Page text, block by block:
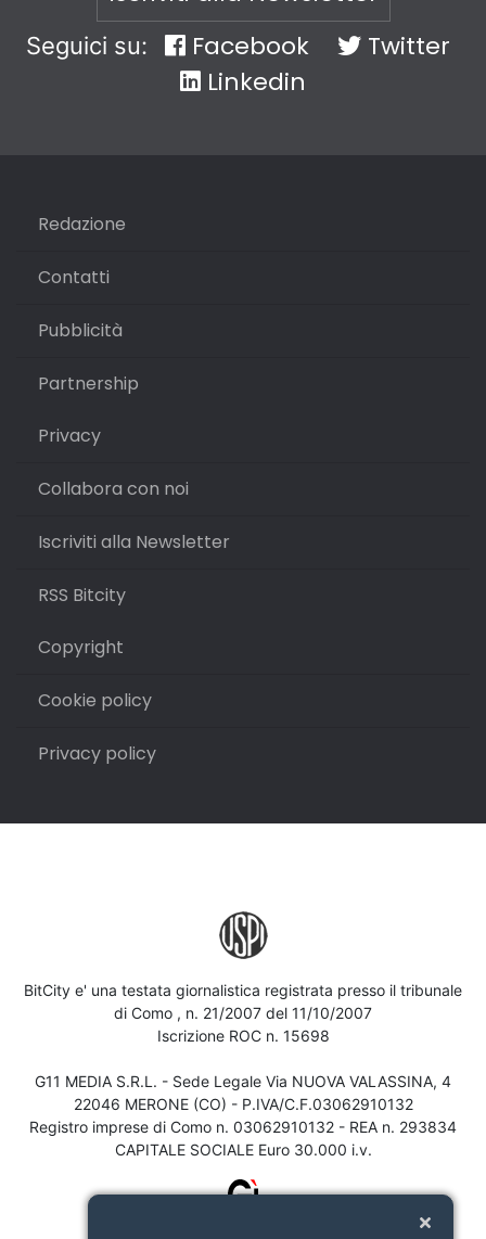
Seguici su: Facebook
Twitter
Linkedin
Redazione
Contatti
Pubblicità
Partnership
Privacy
Collabora con noi
Iscriviti alla Newsletter
RSS Bitcity
Copyright
Cookie policy
Privacy policy
BitCity e' una testata giornalistica registrata presso il tribunale
di Como , n. 21/2007 del 11/10/2007
Iscrizione ROC n. 15698
G11 MEDIA S.R.L. - Sede Legale Via NUOVA VALASSINA, 4
22046 MERONE (CO) - P.IVA/C.F.03062910132
Registro imprese di Como n. 03062910132 - REA n. 293834
CAPITALE SOCIALE Euro 30.000 i.v.